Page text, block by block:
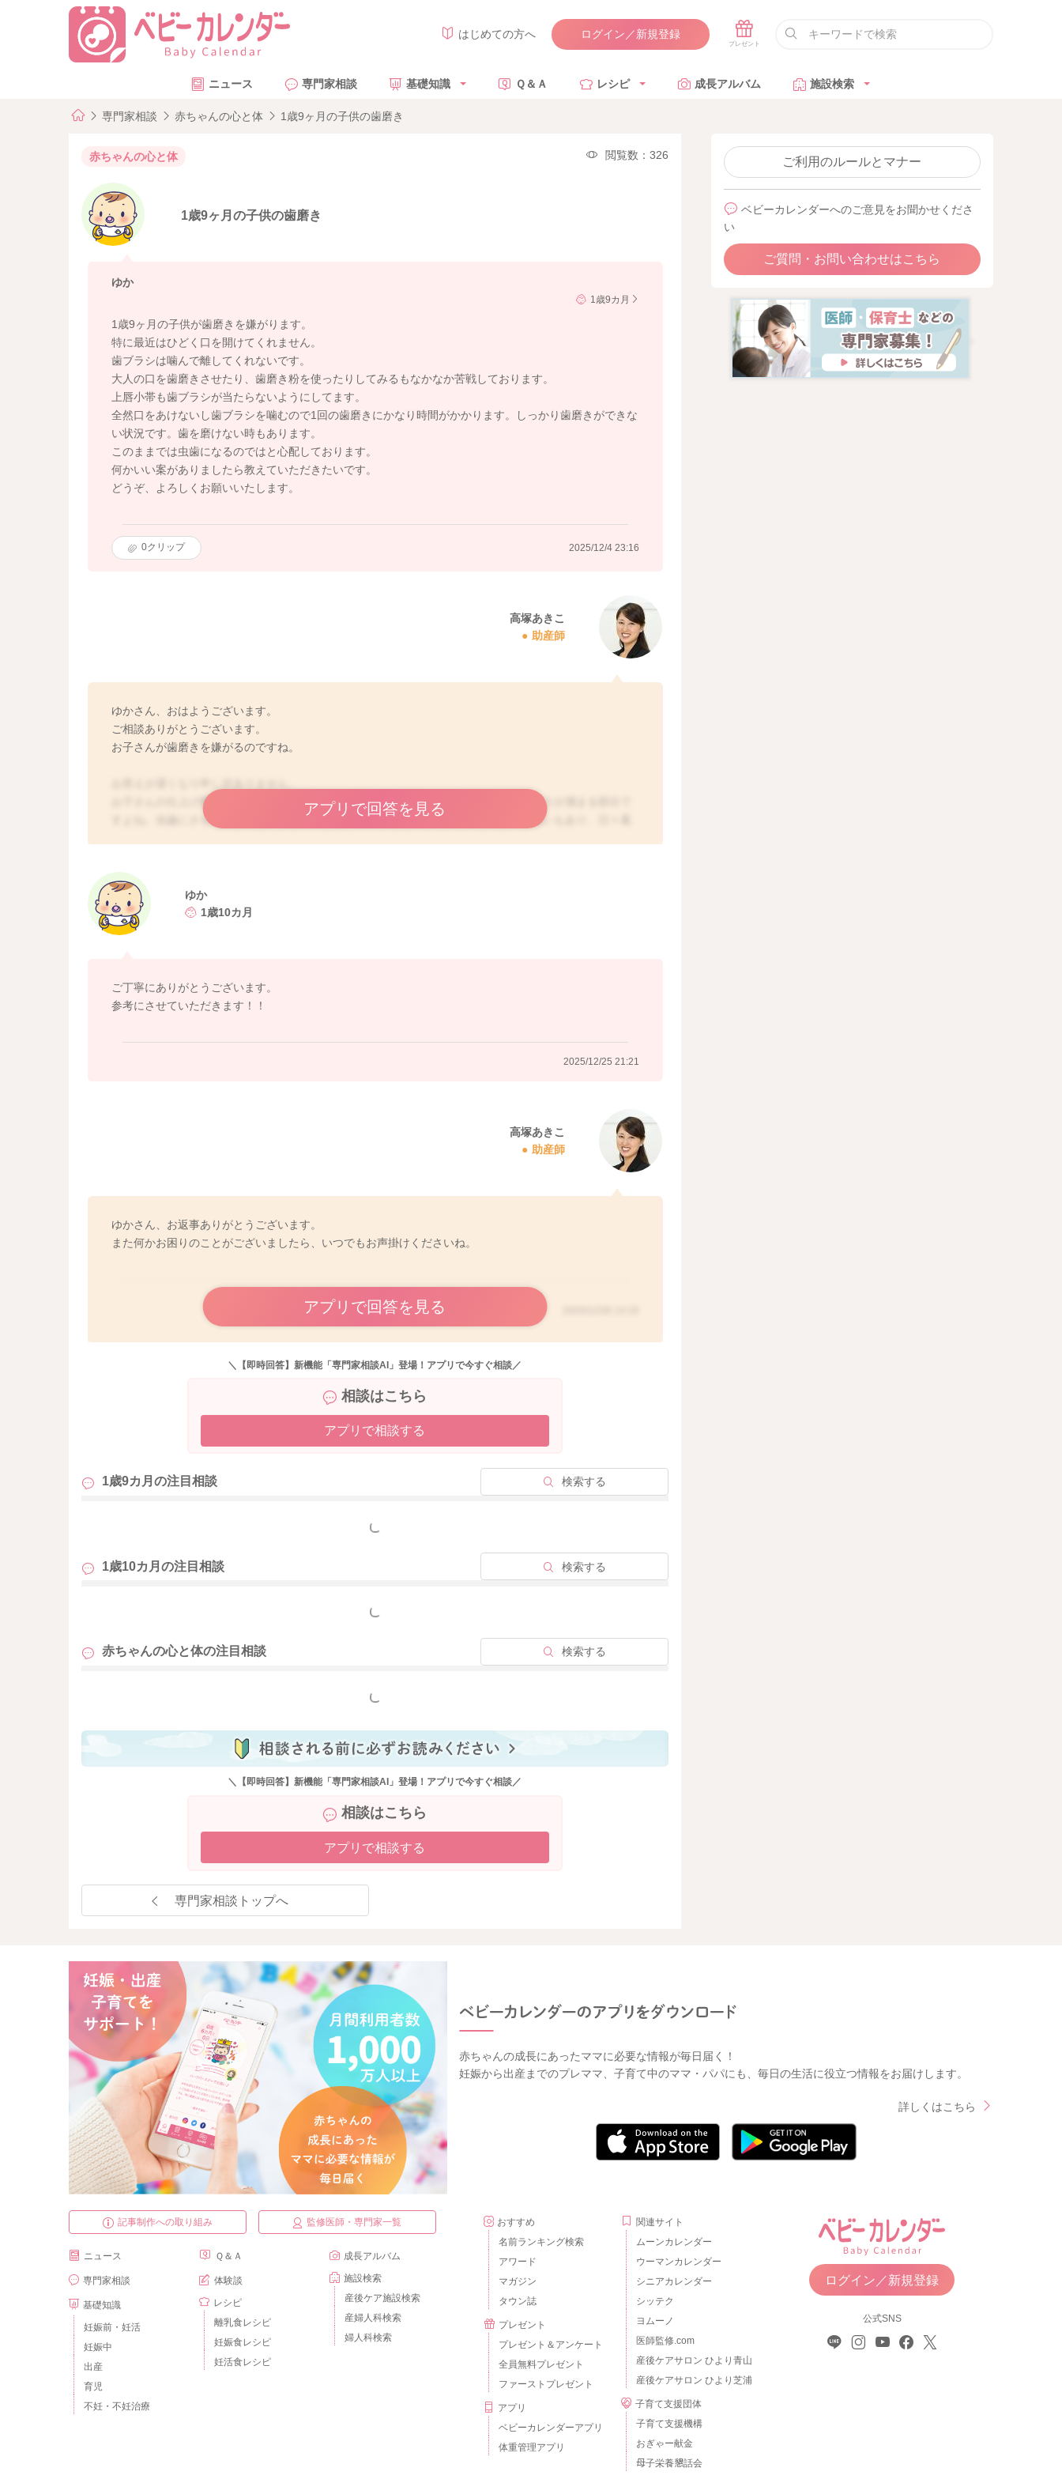
はじめての方へ ログイン／新規登録
ニュース 専門家相談 基礎知識 Ｑ＆Ａ レシピ 成長アルバム 施設検索
専門家相談 赤ちゃんの心と体 1歳9ヶ月の子供の歯磨き
赤ちゃんの心と体 閲覧数：326
1歳9ヶ月の子供の歯磨き
ゆか
1歳9カ月
1歳9ヶ月の子供が歯磨きを嫌がります。
特に最近はひどく口を開けてくれません。
歯ブラシは噛んで離してくれないです。
大人の口を歯磨きさせたり、歯磨き粉を使ったりしてみるもなかなか苦戦しております。
上唇小帯も歯ブラシが当たらないようにしてます。
全然口をあけないし歯ブラシを噛むので1回の歯磨きにかなり時間がかかります。しっかり歯磨きができな
い状況です。歯を磨けない時もあります。
このままでは虫歯になるのではと心配しております。
何かいい案がありましたら教えていただきたいです。
どうぞ、よろしくお願いいたします。
0クリップ 2025/12/4 23:16
高塚あきこ
助産師
ゆかさん、おはようございます。
ご相談ありがとうございます。
お子さんが歯磨きを嫌がるのですね。
お子さんの仕上げ磨きは、どうしても嫌がるお子さんも多いので、ママさん達のストレスが溜まる部分で
すよね。虫歯にさせたくないという思いがある一方で、無理矢理やりたくないという思いもあり、日々葛
という意見もあれば、短時間で終われるのであれば、少し泣いていてもしっかり磨いた方がいいという意
見もあります。どれが正解かというのはなかなか難しいのですが、今の時期には、お子さんがスムーズに
嫌がらずに歯磨きをするというのは難しいと思います。どうしても歯磨きを嫌がるお子さんは多いので、
特に仕上げ磨きになれば、嫌がってさせてくれないというお子さんは多いですね。
んの中では歯磨き＝嫌なことという印象がついてしまい、歯磨きを好きになったり、自分から歯磨きをす
るという意欲を阻害してしまう可能性があります。
ますよ。磨けていないところがあったとしても、上手にできたねと、まずはたくさんたくさん褒めてあげ
また、やってくださってるように、歯磨きジェルなど、味が気に入れば仕上げ磨きさせてくれる場合もあ
りますので、お子さんと一緒に好きな味を選んでみるのもいいかもしれませんね。やらせてくれないこと
また、歯科医が歯磨きのポイントを解説している動画を下記にお伝えしますね。よろしければ、お子さん
と一緒にご覧になって、参考になさってみてくださいね。 https://youtu.be/SIH-CrXSUGE
アプリで回答を見る
ゆか
1歳10カ月
ご丁寧にありがとうございます。
参考にさせていただきます！！
2025/12/25 21:21
高塚あきこ
助産師
ゆかさん、お返事ありがとうございます。
また何かお困りのことがございましたら、いつでもお声掛けくださいね。
アプリで回答を見る
＼【即時回答】新機能「専門家相談AI」登場！アプリで今すぐ相談／
相談はこちら
アプリで相談する
1歳9カ月の注目相談 検索する
もっと見る
1歳10カ月の注目相談 検索する
もっと見る
赤ちゃんの心と体の注目相談 検索する
もっと見る
＼【即時回答】新機能「専門家相談AI」登場！アプリで今すぐ相談／
相談はこちら
アプリで相談する
専門家相談トップへ
ご利用のルールとマナー
ベビーカレンダーへのご意見をお聞かせくださ
い
ご質問・お問い合わせはこちら
赤ちゃんの成長にあったママに必要な情報が毎日届く！
妊娠から出産までのプレママ、子育て中のママ・パパにも、毎日の生活に役立つ情報をお届けします。
詳しくはこちら
記事制作への取り組み 監修医師・専門家一覧
ニュース
専門家相談
基礎知識
妊娠前・妊活
妊娠中
出産
育児
不妊・不妊治療
Ｑ＆Ａ
体験談
レシピ
離乳食レシピ
妊娠食レシピ
妊活食レシピ
成長アルバム
施設検索
産後ケア施設検索
産婦人科検索
婦人科検索
おすすめ
名前ランキング検索
アワード
マガジン
タウン誌
プレゼント
プレゼント＆アンケート
全員無料プレゼント
ファーストプレゼント
アプリ
ベビーカレンダーアプリ
体重管理アプリ
関連サイト
ムーンカレンダー
ウーマンカレンダー
シニアカレンダー
シッテク
ヨムーノ
医師監修.com
産後ケアサロン ひより青山
産後ケアサロン ひより芝浦
子育て支援団体
子育て支援機構
おぎゃー献金
母子栄養懇話会
ログイン／新規登録
公式SNS